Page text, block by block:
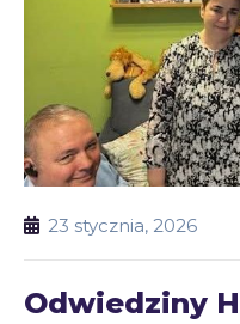
23 stycznia, 2026
Odwiedziny